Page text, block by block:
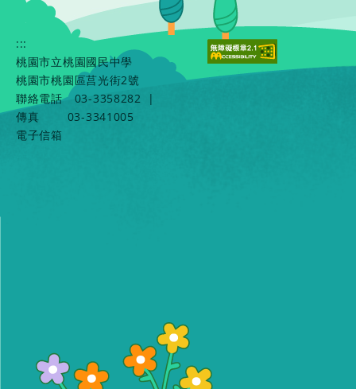
:::
桃園市立桃園國民中學
桃園市桃園區莒光街2號
聯絡電話
03-3358282
|
傳真
03-3341005
電子信箱